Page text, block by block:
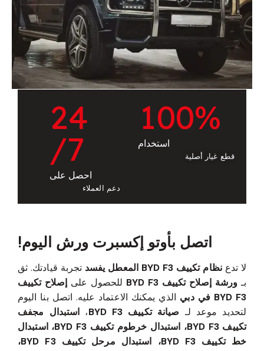
100%
استخدام
قطع غيار أصلية
24
/7
احصل على
دعم العملاء
اتصل بأوتو إكسبرت ورش اليوم!
لا تدعنظام تكييف BYD F3 المعطل يفسد
تجربة قيادتك. ثق
بـ ورشة إصلاح تكييف BYD F3 للحصول على إصلاح تكييف
BYD F3 في دبي
الذي يمكنك الاعتماد عليه. اتصل بنا اليوم
لتحديد موعد لـ صيانة تكييف BYD F3 ، استبدال مجفف
تكييف BYD F3، استبدال خرطوم تكييف BYD F3، استبدال
خط تكييف BYD F3، استبدال مرحل تكييف BYD F3،